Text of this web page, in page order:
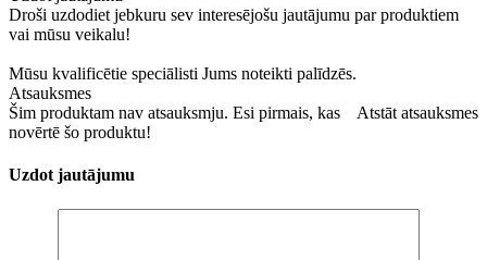
Droši uzdodiet jebkuru sev interesējošu jautājumu par produktiem
vai mūsu veikalu!
Mūsu kvalificētie speciālisti Jums noteikti palīdzēs.
Atsauksmes
Atstāt atsauksmes
Šim produktam nav atsauksmju. Esi pirmais, kas
novērtē šo produktu!
Uzdot jautājumu